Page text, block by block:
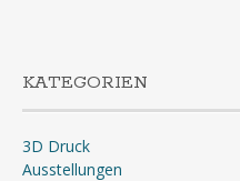
KATEGORIEN
3D Druck
Ausstellungen